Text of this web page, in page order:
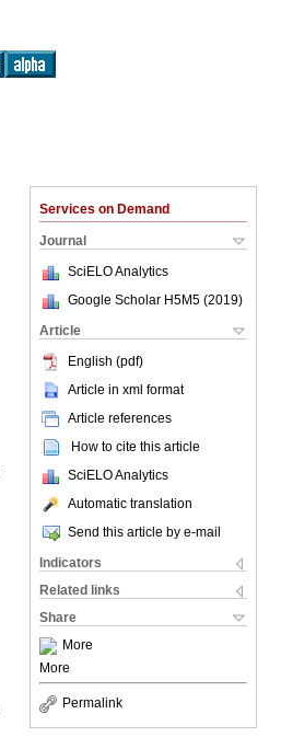
Services on Demand
Journal
SciELO Analytics
Google Scholar H5M5 (2019)
Article
English (pdf)
Article in xml format
Article references
How to cite this article
SciELO Analytics
Automatic translation
Send this article by e-mail
Indicators
Related links
Share
More
More
Permalink